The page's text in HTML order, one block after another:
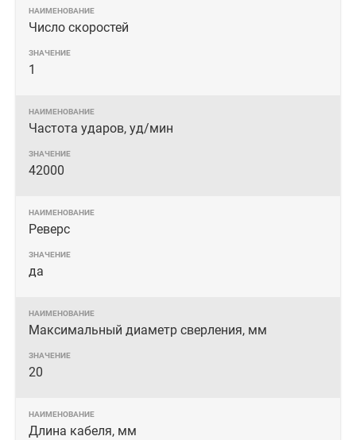
Число скоростей
1
Частота ударов, уд/мин
42000
Реверс
да
Максимальный диаметр сверления, мм
20
Длина кабеля, мм